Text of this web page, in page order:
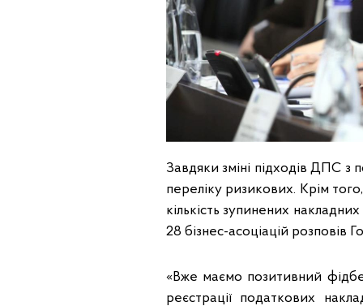
Завдяки зміні підходів ДПС з
переліку ризикових. Крім
кількість зупинених
28 бізнес-асоціацій розповів
«Вже маємо позитивний
реєстрації податкових